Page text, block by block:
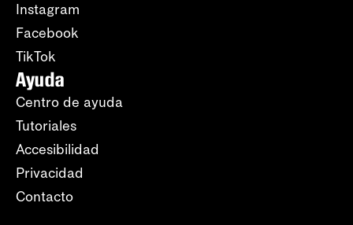
Instagram
Facebook
TikTok
Ayuda
Centro de ayuda
Tutoriales
Accesibilidad
Privacidad
Contacto